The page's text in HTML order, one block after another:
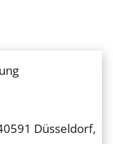
Düsseldorf,